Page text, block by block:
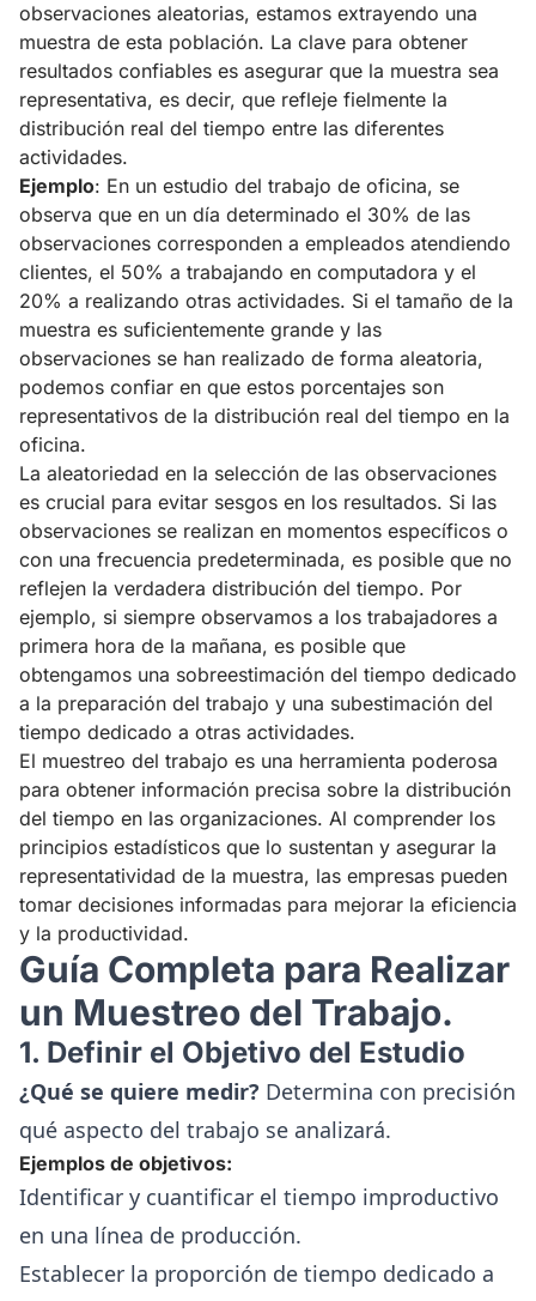
observaciones aleatorias, estamos extrayendo una
muestra de esta población. La clave para obtener
resultados confiables es asegurar que la muestra sea
representativa, es decir, que refleje fielmente la
distribución real del tiempo entre las diferentes
actividades.
Ejemplo: En un estudio del trabajo de oficina, se
observa que en un día determinado el 30% de las
observaciones corresponden a empleados atendiendo
clientes, el 50% a trabajando en computadora y el
20% a realizando otras actividades. Si el tamaño de la
muestra es suficientemente grande y las
observaciones se han realizado de forma aleatoria,
podemos confiar en que estos porcentajes son
representativos de la distribución real del tiempo en la
oficina.
La aleatoriedad en la selección de las observaciones
es crucial para evitar sesgos en los resultados. Si las
observaciones se realizan en momentos específicos o
con una frecuencia predeterminada, es posible que no
reflejen la verdadera distribución del tiempo. Por
ejemplo, si siempre observamos a los trabajadores a
primera hora de la mañana, es posible que
obtengamos una sobreestimación del tiempo dedicado
a la preparación del trabajo y una subestimación del
tiempo dedicado a otras actividades.
El muestreo del trabajo es una herramienta poderosa
para obtener información precisa sobre la distribución
del tiempo en las organizaciones. Al comprender los
principios estadísticos que lo sustentan y asegurar la
representatividad de la muestra, las empresas pueden
tomar decisiones informadas para mejorar la eficiencia
y la productividad.
Guía Completa para Realizar
un Muestreo del Trabajo.
1. Definir el Objetivo del Estudio
¿Qué se quiere medir? Determina con precisión
qué aspecto del trabajo se analizará.
Ejemplos de objetivos:
Identificar y cuantificar el tiempo improductivo
en una línea de producción.
Establecer la proporción de tiempo dedicado a